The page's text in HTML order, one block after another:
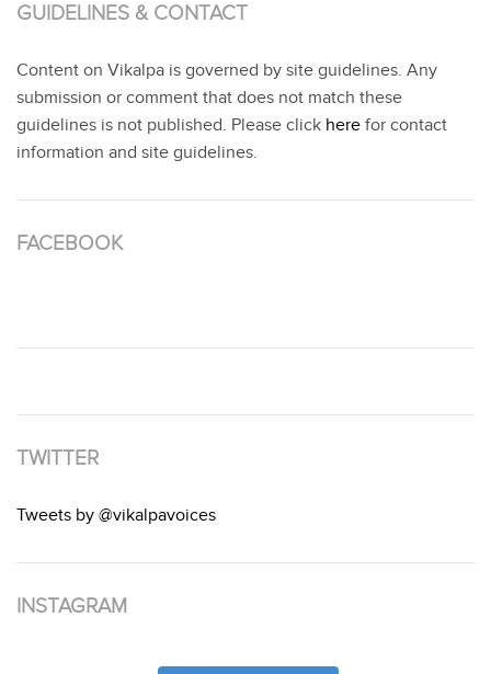
GUIDELINES & CONTACT
Content on Vikalpa is governed by site guidelines. Any
submission or comment that does not match these
guidelines is not published. Please click here for contact
information and site guidelines.
FACEBOOK
TWITTER
Tweets by @vikalpavoices
INSTAGRAM